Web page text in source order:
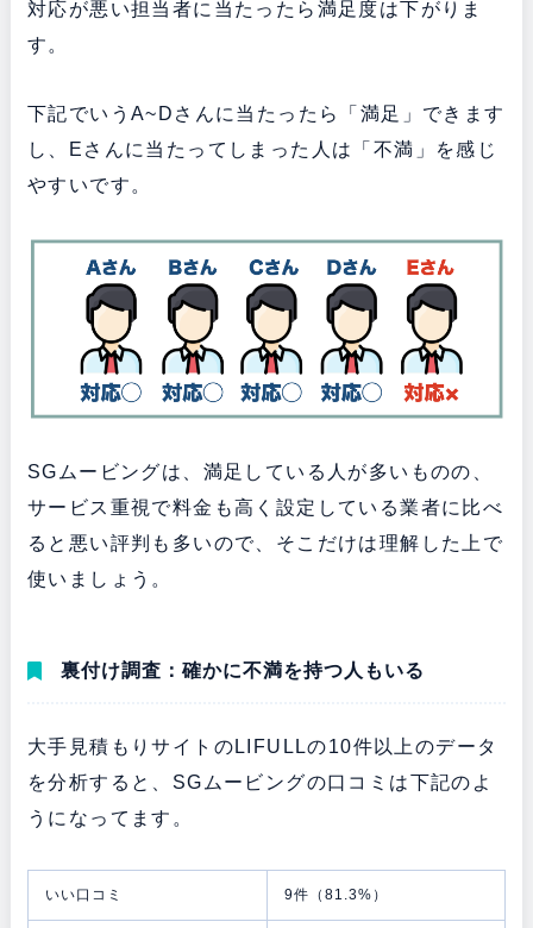
対応が悪い担当者に当たったら満足度は下がりま
す。
下記でいうA~Dさんに当たったら「満足」できます
し、Eさんに当たってしまった人は「不満」を感じ
やすいです。
SGムービングは、満足している人が多いものの、
サービス重視で料金も高く設定している業者に比べ
ると悪い評判も多いので、そこだけは理解した上で
使いましょう。
裏付け調査：確かに不満を持つ人もいる
大手見積もりサイトのLIFULLの10件以上のデータ
を分析すると、SGムービングの口コミは下記のよ
うになってます。
いい口コミ 9件（81.3%）